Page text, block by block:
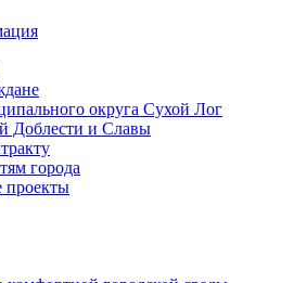
округа Сухой Лог
Доблести и Славы
города
проекты